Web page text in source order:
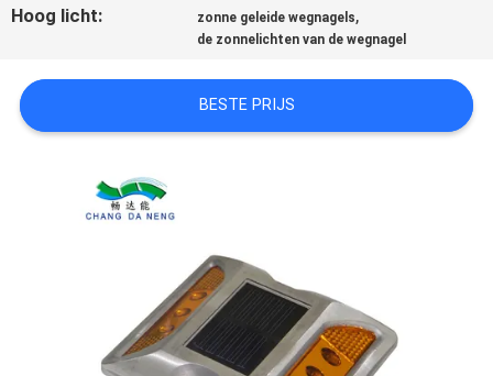
EEN
AANVRAGEN
PRIVACYBELEID
Hoog licht: zonne geleide wegnagels,
de zonnelichten van de wegnagel
BESTE PRIJS